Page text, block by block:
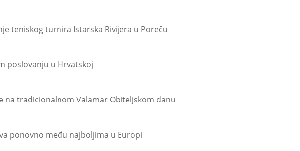
teniskog turnira Istarska Rivijera u Poreču
poslovanju u Hrvatskoj
na tradicionalnom Valamar Obiteljskom danu
ponovno među najboljima u Europi